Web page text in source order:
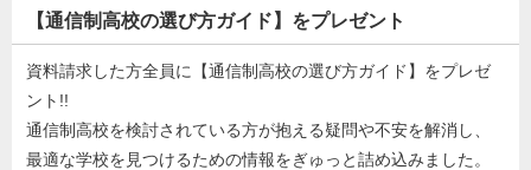
【通信制高校の選び方ガイド】をプレゼント
資料請求した方全員に【通信制高校の選び方ガイド】をプレゼ
ント!!
通信制高校を検討されている方が抱える疑問や不安を解消し、
最適な学校を見つけるための情報をぎゅっと詰め込みました。